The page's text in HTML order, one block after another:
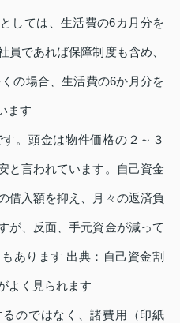
しては、生活費の6カ月分を
員であれば保障制度も含め、
の場合、生活費の6か月分を
ます
。頭金は物件価格の２～３
と言われています。自己資金
借入額を抑え、月々の返済負
が、反面、手元資金が減って
あります 出典：自己資金割
よく見られます
のではなく、諸費用（印紙